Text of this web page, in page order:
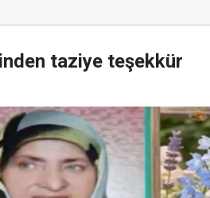
taziye teşekkür